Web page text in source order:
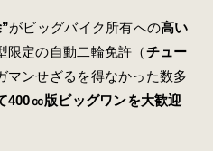
がビッグバイク所有への高い
限定の自動二輪免許（チュー
マンせざるを得なかった数多
400㏄版ビッグワンを大歓迎